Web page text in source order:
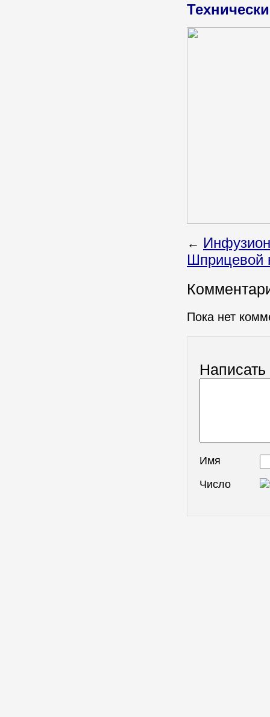
←
Шприцевой
Пока нет
Имя
Число